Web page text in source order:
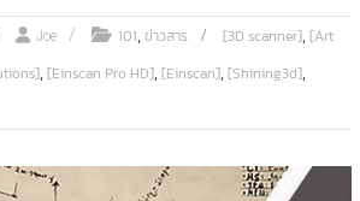
Joe 101,ข่าวสาร [3D scanner],[Art
,[Einscan Pro HD],[Einscan],[Shining3d],